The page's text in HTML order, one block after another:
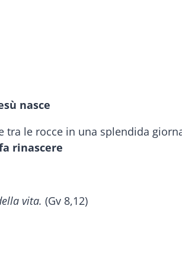
nasce
rinascere
vita. (Gv 8,12)